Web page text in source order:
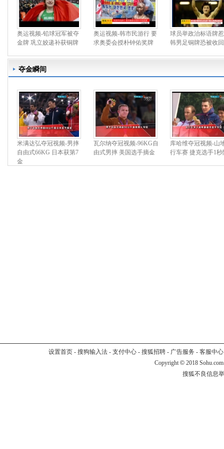
奥运视频-铅球冠军被夺
金牌 巩立姣递补获铜牌
奥运视频-韩市民游行 要
求奥委会授朴钟佑奖牌
球员举政治标语牌
韩男足铜牌恐被收回
夺金瞬间
米满达弘夺冠视频-男摔
自由式66KG 日本获第7
金
瓦尔纳夺冠视频-96KG自
由式男摔 美国选手摘金
库哈维夺冠视频-山
行车赛 捷克选手1秒
设置首页- 搜狗输入法- 支付中心- 搜狐招聘- 广告服务 - 客服中心
Copyright © 2018
搜狐不良信息